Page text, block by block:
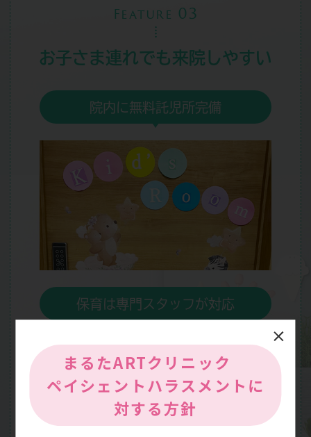
まるたARTクリニック
ペイシェントハラスメントに
対する方針
Feature 03
お子さま連れでも来院しやすい
院内に無料託児所完備
保育は専門スタッフが対応